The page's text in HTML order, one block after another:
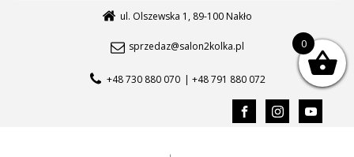
ul. Olszewska 1, 89-100 Nakło
sprzedaz@salon2kolka.pl
+48 730 880 070 | +48 791 880 072
0